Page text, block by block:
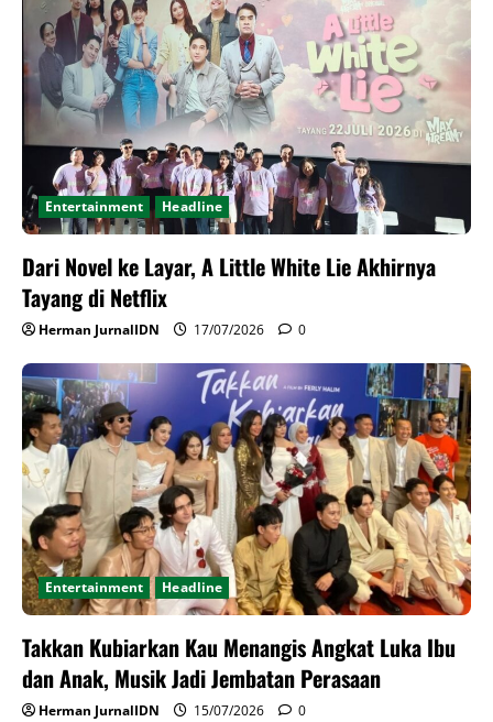
Entertainment Headline
Dari Novel ke Layar, A Little White Lie Akhirnya
Tayang di Netflix
Herman JurnalIDN 17/07/2026 0
Entertainment Headline
Takkan Kubiarkan Kau Menangis Angkat Luka Ibu
dan Anak, Musik Jadi Jembatan Perasaan
Herman JurnalIDN 15/07/2026 0